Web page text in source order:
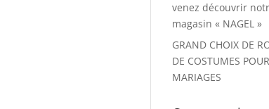
venez découvrir
magasin « NAGEL »
GRAND CHOIX DE
DE COSTUMES
MARIAGES